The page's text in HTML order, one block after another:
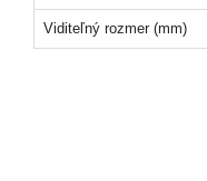
Viditeľný rozmer (mm)